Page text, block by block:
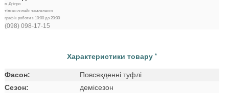
м.Дніпро
тільки онлайн замовлення
графік роботи з 10:00 до 20:00
(098) 098-17-15
Характеристики товару *
Фасон:
Повсякденні туфлі
Сезон:
демісезон